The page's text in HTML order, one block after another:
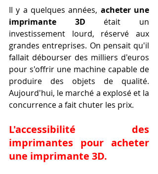
Il y a quelques années, acheter une
imprimante 3D était un
investissement lourd, réservé aux
grandes entreprises. On pensait qu'il
fallait débourser des milliers d'euros
pour s'offrir une machine capable de
produire des objets de qualité.
Aujourd'hui, le marché a explosé et la
concurrence a fait chuter les prix.
L'accessibilité des
imprimantes pour acheter
une imprimante 3D.